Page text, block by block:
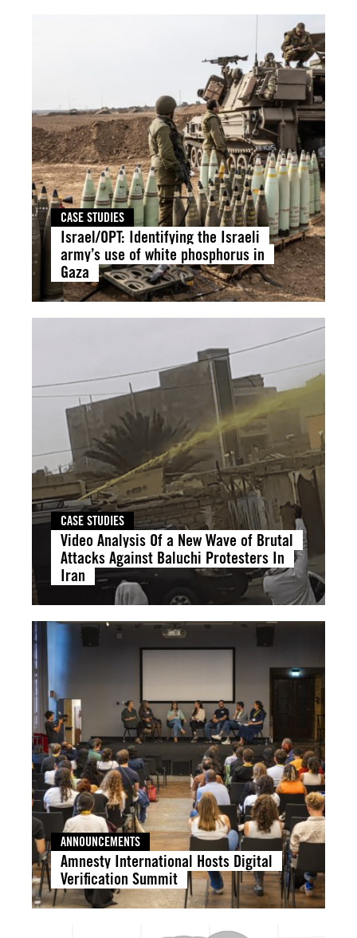
CASE STUDIES
Israel/OPT: Identifying the Israeli
army’s use of white phosphorus in
Gaza
CASE STUDIES
Video Analysis Of a New Wave of Brutal
Attacks Against Baluchi Protesters In
Iran
ANNOUNCEMENTS
Amnesty International Hosts Digital
Verification Summit